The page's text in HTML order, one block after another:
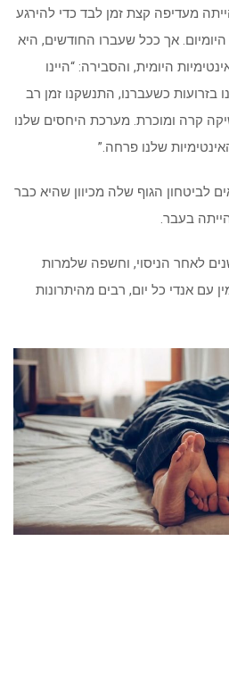
מעדיפה קצת זמן לבד כדי להירגע
אך ככל שעברו החודשים, היא
היומית, והסבירה: “היינו
בזרועות כשעברנו, התנשקנו זמן רב
קרה ומוכרת. מערכת היחסים שלנו
שלנו פרחה.”
לביטחון הגוף שלה מכיוון שהיא כבר
בעבר.
לאחר הניסוי, וחשפה שלמרות
עם אנדי כל יום, רבים מהיתרונות